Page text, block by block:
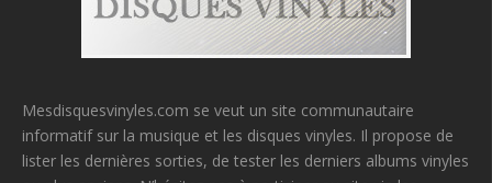
Mesdisquesvinyles.com se veut un site communautaire
informatif sur la musique et les disques vinyles. Il propose de
lister les dernières sorties, de tester les derniers albums vinyles